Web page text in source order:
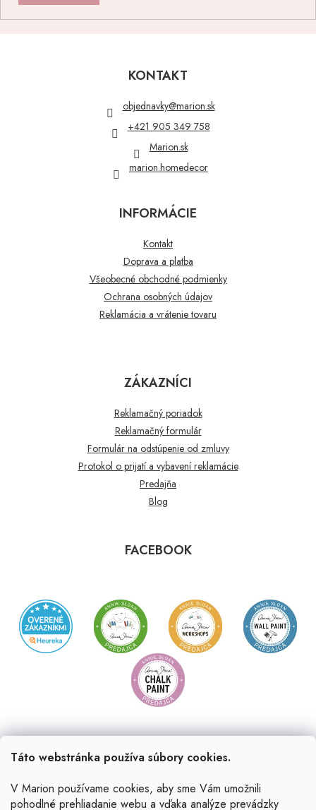
Táto webstránka používa súbory cookies.
V Marion používame cookies, aby sme Vám umožnili
pohodlné prehliadanie webu a vďaka analýze prevádzky
KONTAKT
objednavky@marion.sk
+421 905 349 758
Marion.sk
marion.homedecor
INFORMÁCIE
Kontakt
Doprava a platba
Všeobecné obchodné podmienky
Ochrana osobných údajov
Reklamácia a vrátenie tovaru
ZÁKAZNÍCI
Reklamačný poriadok
Reklamačný formulár
Formulár na odstúpenie od zmluvy
Protokol o prijatí a vybavení reklamácie
Predajňa
Blog
FACEBOOK